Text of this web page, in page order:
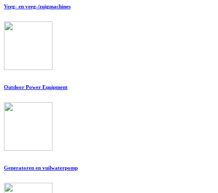
Veeg- en veeg-/zuigmachines
Outdoor Power Equipment
Generatoren en vuilwaterpomp